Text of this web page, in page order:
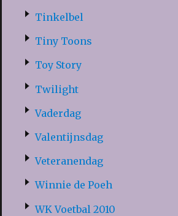
Tinkelbel
Tiny Toons
Toy Story
Twilight
Vaderdag
Valentijnsdag
Veteranendag
Winnie de Poeh
WK Voetbal 2010